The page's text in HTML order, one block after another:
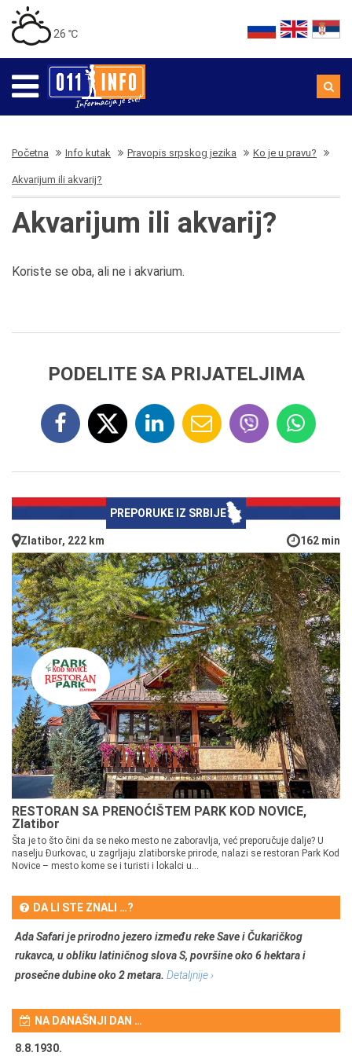
26 ℃
Početna Info kutak Pravopis srpskog jezika Ko je u pravu?
Akvarijum ili akvarij?
Akvarijum ili akvarij?
Koriste se oba, ali ne i akvarium.
PODELITE SA PRIJATELJIMA
PREPORUKE IZ SRBIJE
Zlatibor, 222 km 162 min
RESTORAN SA PRENOĆIŠTEM PARK KOD NOVICE,
Zlatibor
Šta je to što čini da se neko mesto ne zaboravlja, već preporučuje dalje? U
naselju Đurkovac, u zagrljaju zlatiborske prirode, nalazi se restoran Park Kod
Novice – mesto kome se i turisti i lokalci u...
DA LI STE ZNALI …?
Ada Safari je prirodno jezero između reke Save i Čukaričkog
rukavca, u obliku latiničnog slova S, površine oko 6 hektara i
prosečne dubine oko 2 metara. Detaljnije ›
NA DANAŠNJI DAN …
8.8.1930.